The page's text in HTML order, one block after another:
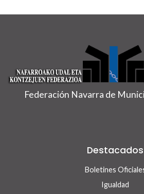
Federación Navarra de
Destacados
Boletines
Igualdad